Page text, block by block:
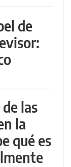
de
las
la
qué es